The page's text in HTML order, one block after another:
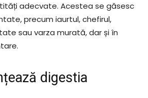
adecvate. Acestea se găsesc
precum iaurtul, chefirul,
sau varza murată, dar și în
digestia